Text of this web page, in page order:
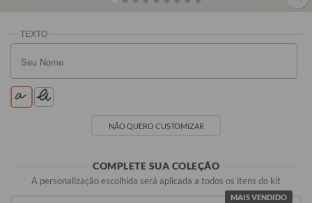
NÃO QUERO CUSTOMIZAR
COMPLETE SUA COLEÇÃO
A personalização escolhida será aplicada a todos os itens do kit
MAIS VENDIDO